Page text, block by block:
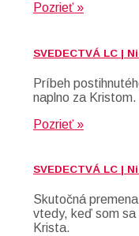
Pozrieť »
SVEDECTVÁ LC |
Príbeh
naplno za Kristom.
Pozrieť »
SVEDECTVÁ LC |
Skutočná
vtedy, keď som sa
Krista.